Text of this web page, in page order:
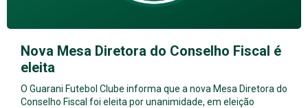
Nova Mesa Diretora do Conselho Fiscal é
eleita
O Guarani Futebol Clube informa que a nova Mesa Diretora do
Conselho Fiscal foi eleita por unanimidade, em eleição